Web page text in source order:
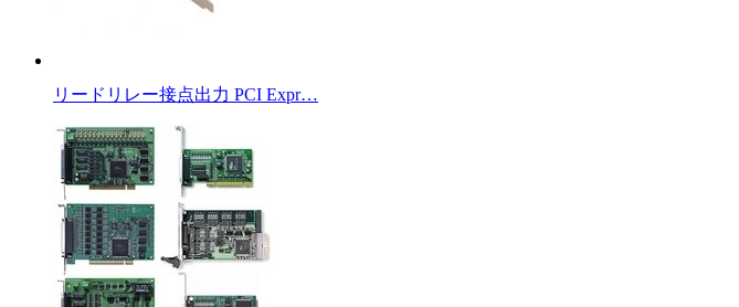
リードリレー接点出力 PCI Expr…